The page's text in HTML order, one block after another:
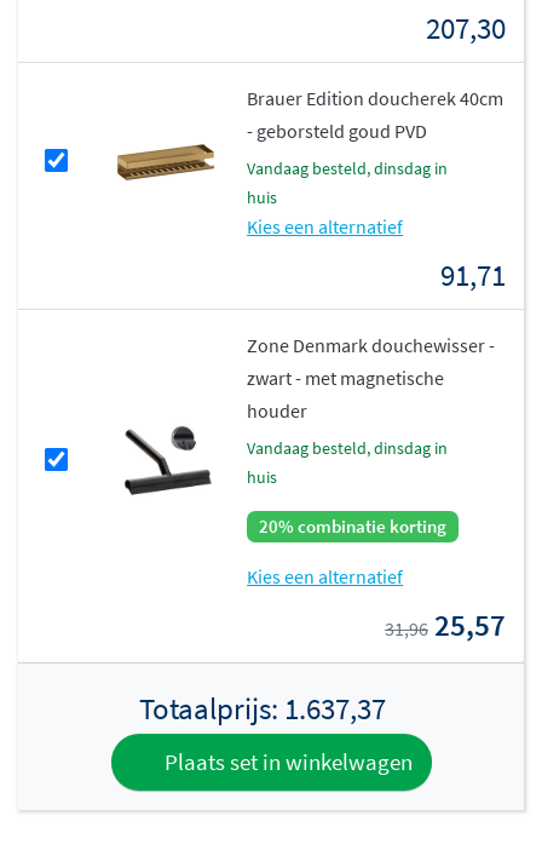
207,30
Brauer Edition doucherek 40cm
- geborsteld goud PVD
vandaag besteld, dinsdag in
huis
Kies een alternatief
91,71
Zone Denmark douchewisser -
zwart - met magnetische
houder
vandaag besteld, dinsdag in
huis
20% combinatie korting
Kies een alternatief
31,96 25,57
Totaalprijs: 1.637,37
Plaats set in winkelwagen